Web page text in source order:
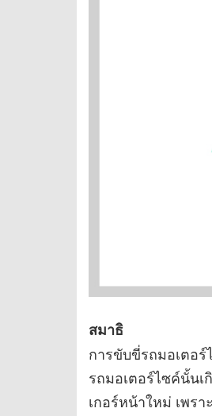
สมาธิ
การขับขี่รถมอเตอ
รถมอเตอร์ไซค์นั้นเ
เกอร์หน้าใหม่ เพร